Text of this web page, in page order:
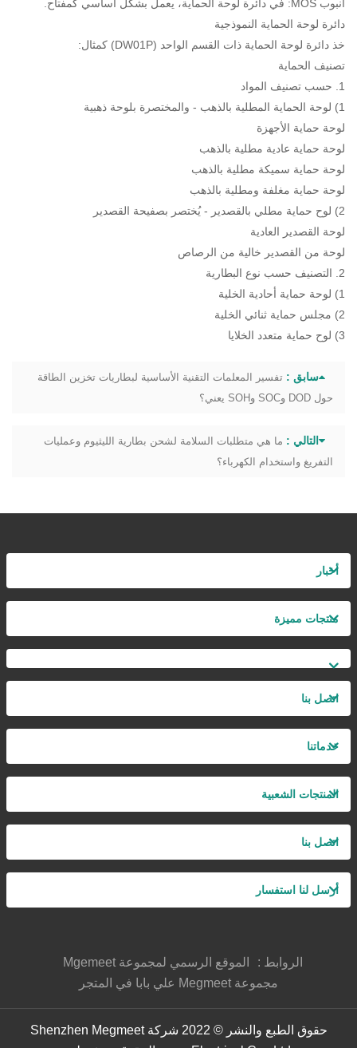
أنبوب MOS: في دائرة لوحة الحماية، يعمل بشكل أساسي كمفتاح.
دائرة لوحة الحماية النموذجية
خذ دائرة لوحة الحماية ذات القسم الواحد (DW01P) كمثال:
تصنيف الحماية
1. حسب تصنيف المواد
1) لوحة الحماية المطلية بالذهب - والمختصرة بلوحة ذهبية
لوحة حماية الأجهزة
لوحة حماية عادية مطلية بالذهب
لوحة حماية سميكة مطلية بالذهب
لوحة حماية مغلفة ومطلية بالذهب
2) لوح حماية مطلي بالقصدير - يُختصر بصفيحة القصدير
لوحة القصدير العادية
لوحة من القصدير خالية من الرصاص
2. التصنيف حسب نوع البطارية
1) لوحة حماية أحادية الخلية
2) مجلس حماية ثنائي الخلية
3) لوح حماية متعدد الخلايا
سابق : تفسير المعلمات التقنية الأساسية لبطاريات تخزين الطاقة
حول DOD وSOC وSOH يعني؟
التالي : ما هي متطلبات السلامة لشحن بطارية الليثيوم وعمليات
التفريغ واستخدام الكهرباء؟
أخبار
منتجات مميزة
اتصل بنا
خدماتنا
المنتجات الشعبية
اتصل بنا
أرسل لنا استفسار
الروابط :
الموقع الرسمي لمجموعة Mgemeet
مجموعة Megmeet علي بابا في المتجر
حقوق الطبع والنشر © 2022 شركة Shenzhen Megmeet